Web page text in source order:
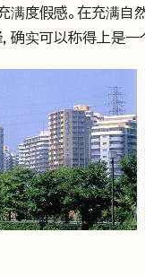
满度假感。在充满
确实可以称得上是一